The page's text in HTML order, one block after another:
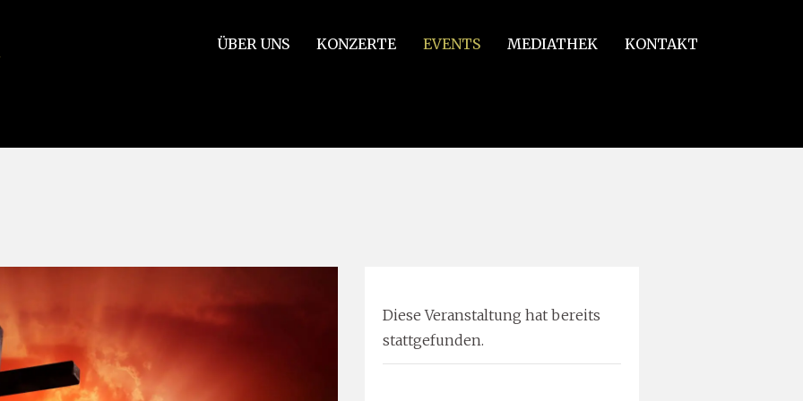
ÜBER UNS KONZERTE EVENTS MEDIATHEK KONTAKT
Last Words of Our Savior on the Cross & Cello Concerto in D Major
Diese Veranstaltung hat bereits
stattgefunden.